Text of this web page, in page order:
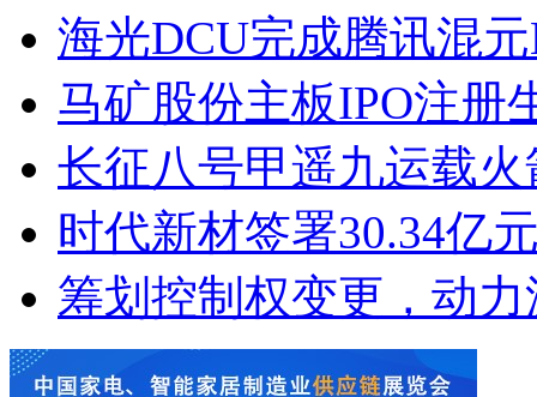
海光DCU完成腾讯混
马矿股份主板IPO注册
长征八号甲遥九运载
时代新材签署30.34亿
筹划控制权变更，动